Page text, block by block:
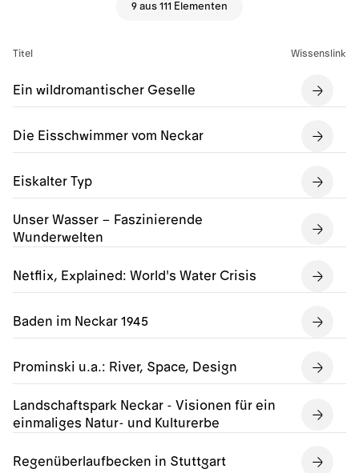
9 aus 111 Elementen
Titel Wissenslink
Ein wildromantischer Geselle
Die Eisschwimmer vom Neckar
Eiskalter Typ
Unser Wasser – Faszinierende
Wunderwelten
Netflix, Explained: World's Water Crisis
Baden im Neckar 1945
Prominski u.a.: River, Space, Design
Landschaftspark Neckar - Visionen für ein
einmaliges Natur- und Kulturerbe
Regenüberlaufbecken in Stuttgart